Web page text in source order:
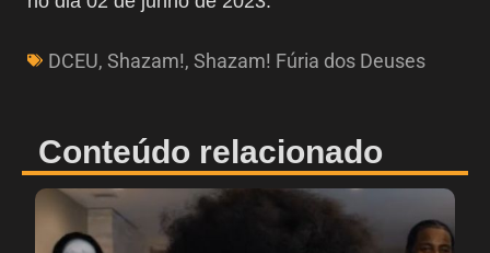
DCEU, Shazam!, Shazam! Fúria dos Deuses
Conteúdo relacionado